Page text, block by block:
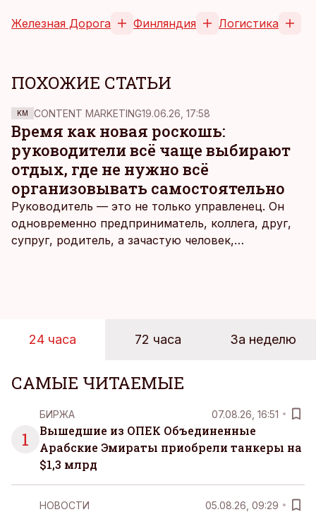
Железная Дорога Финляндия Логистика
ПОХОЖИЕ СТАТЬИ
KM CONTENT MARKETING19.06.26, 17:58
Время как новая роскошь:
руководители всё чаще выбирают
отдых, где не нужно всё
организовывать самостоятельно
Руководитель — это не только управленец. Он
одновременно предприниматель, коллега, друг,
супруг, родитель, а зачастую человек,
человека. Поэтому от отдыха все чаще ждут не
чаще люди ищут возможность просто быть здесь
и сейчас — без необходимости все
организовывать, планировать и за все отвечать
самостоятельно.
24 часа 72 часа За неделю
САМЫЕ ЧИТАЕМЫЕ
1
БИРЖА 07.08.26, 16:51
Вышедшие из ОПЕК Объединенные
Арабские Эмираты приобрели танкеры на
$1,3 млрд
НОВОСТИ 05.08.26, 09:29